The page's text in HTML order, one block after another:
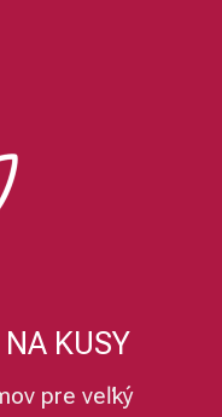
KUSY
pre veľký